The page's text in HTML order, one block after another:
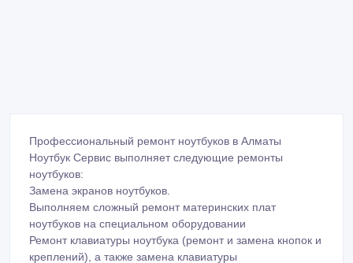
Профессиональный ремонт ноутбуков в Алматы
Ноутбук Сервис выполняет следующие ремонты
ноутбуков:
Замена экранов ноутбуков.
Выполняем сложный ремонт материнских плат
ноутбуков на специальном оборудовании
Ремонт клавиатуры ноутбука (ремонт и замена кнопок и
креплений), а также замена клавиатуры